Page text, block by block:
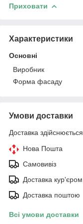
Приховати
Характеристики
Основні
Виробник
Форма фасаду
Умови доставки
Доставка
Нова Пошта
Самовивіз
Доставка кур'єром
Доставка поштою
Всі умови доставки